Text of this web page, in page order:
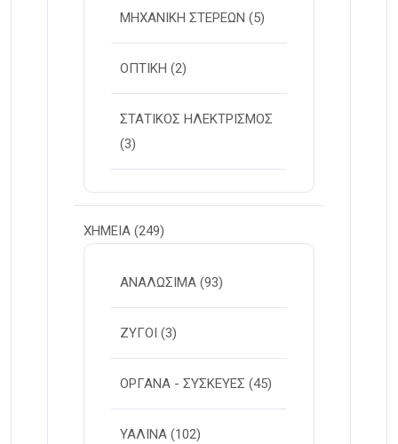
ΜΗΧΑΝΙΚΗ ΣΤΕΡΕΩΝ (5)
ΟΠΤΙΚΗ (2)
ΣΤΑΤΙΚΟΣ ΗΛΕΚΤΡΙΣΜΟΣ
(3)
ΧΗΜΕΙΑ (249)
ΑΝΑΛΩΣΙΜΑ (93)
ΖΥΓΟΙ (3)
ΟΡΓΑΝΑ - ΣΥΣΚΕΥΕΣ (45)
ΥΑΛΙΝΑ (102)